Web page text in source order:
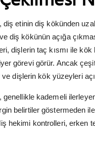
diş etinin diş kökünden
diş kökünün açığa
dişlerin taç kısmı ile kök
görevi görür. Ancak
dişlerin kök yüzeyleri
genellikle kademeli
belirtiler göstermeden
hekimi kontrolleri, erken